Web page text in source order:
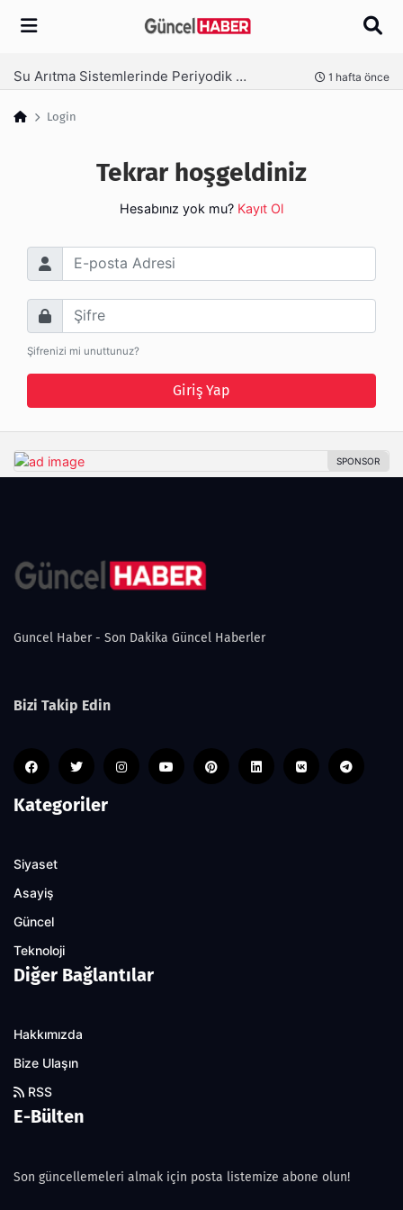
Arama
Su Arıtma Sistemlerinde Periyodik Bakım Neden Kritik? 1 hafta önce
Login
Tekrar hoşgeldiniz
Hesabınız yok mu? Kayıt Ol
E-posta Adresi
Şifre
Şifrenizi mi unuttunuz?
Giriş Yap
Guncel Haber - Son Dakika Güncel Haberler
Bizi Takip Edin
Kategoriler
Siyaset
Asayiş
Güncel
Teknoloji
Diğer Bağlantılar
Hakkımızda
Bize Ulaşın
RSS
E-Bülten
Son güncellemeleri almak için posta listemize abone olun!